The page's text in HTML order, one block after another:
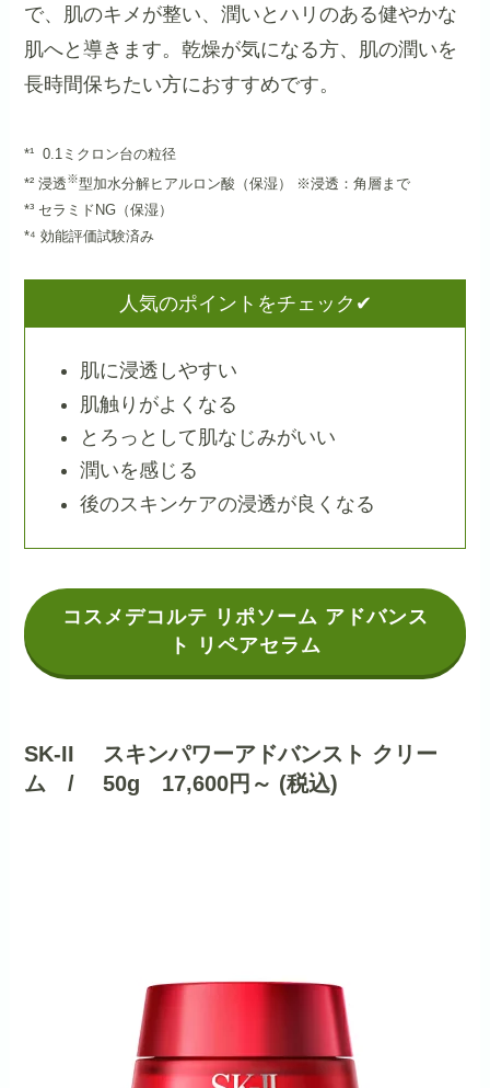
で、肌のキメが整い、潤いとハリのある健やかな
肌へと導きます。乾燥が気になる方、肌の潤いを
長時間保ちたい方におすすめです。
*¹ 0.1ミクロン台の粒径
*² 浸透※型加水分解ヒアルロン酸（保湿） ※浸透：角層まで
*³ セラミドNG（保湿）
*⁴ 効能評価試験済み
人気のポイントをチェック✔
肌に浸透しやすい
肌触りがよくなる
とろっとして肌なじみがいい
潤いを感じる
後のスキンケアの浸透が良くなる
コスメデコルテ リポソーム アドバンス
ト リペアセラム
SK-II スキンパワーアドバンスト クリー
ム / 50g 17,600円～ (税込)